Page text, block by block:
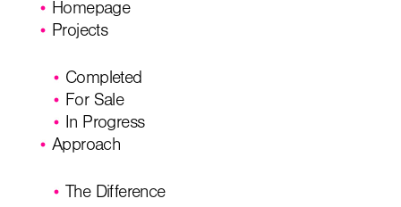
Homepage
Projects
Completed
For Sale
In Progress
Approach
The Difference